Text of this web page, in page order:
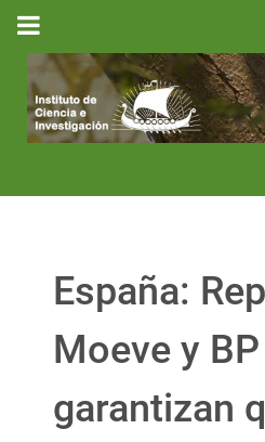
España:
Moeve y BP
garantizan